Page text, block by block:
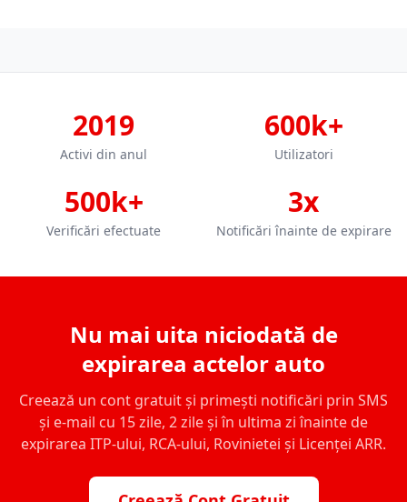
2019
Activi din anul
600k+
Utilizatori
500k+
Verificări efectuate
3x
Notificări înainte de expirare
Nu mai uita niciodată de
expirarea actelor auto
Creează un cont gratuit și primești notificări prin SMS
și e-mail cu 15 zile, 2 zile și în ultima zi înainte de
expirarea ITP-ului, RCA-ului, Rovinietei și Licenței ARR.